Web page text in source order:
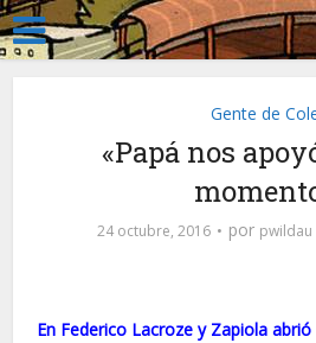
Gente de
«Papá nos
24 octubre, 2016 por pwildau
En Federico Lacroze y Zapiola